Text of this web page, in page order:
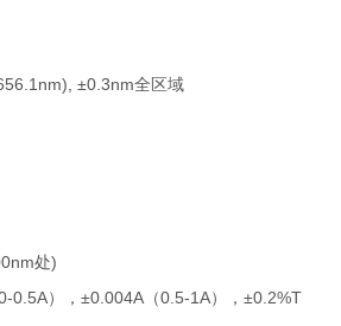
±0.3nm全区域
处)
0.5A），±0.004A（0.5-1A），±0.2%T